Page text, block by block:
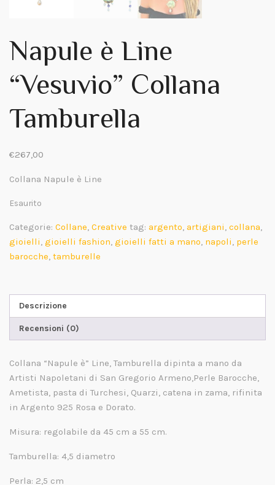
Napule è Line
“Vesuvio” Collana
Tamburella
€267,00
Collana Napule è Line
Esaurito
Categorie: Collane, Creative tag: argento, artigiani, collana,
gioielli, gioielli fashion, gioielli fatti a mano, napoli, perle
barocche, tamburelle
Descrizione
Recensioni (0)
Collana “Napule è” Line, Tamburella dipinta a mano da
Artisti Napoletani di San Gregorio Armeno,Perle Barocche,
Ametista, pasta di Turchesi, Quarzi, catena in zama, rifinita
in Argento 925 Rosa e Dorato.
Misura: regolabile da 45 cm a 55 cm.
Tamburella: 4,5 diametro
Perla: 2,5 cm